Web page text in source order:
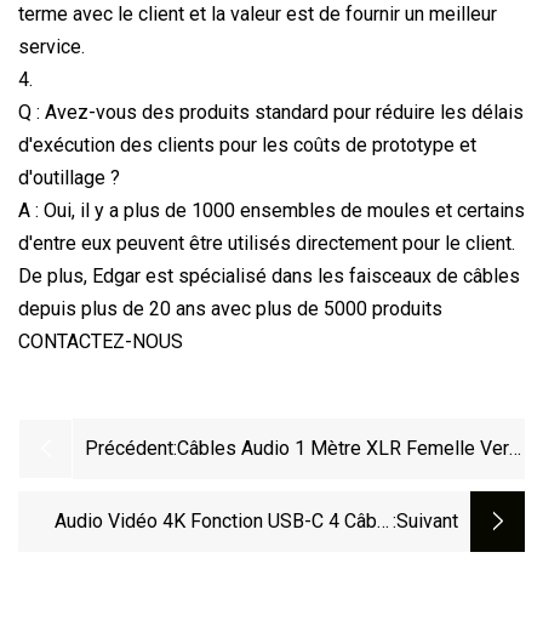
terme avec le client et la valeur est de fournir un meilleur
service.
4.
Q : Avez-vous des produits standard pour réduire les délais
d'exécution des clients pour les coûts de prototype et
d'outillage ?
A : Oui, il y a plus de 1000 ensembles de moules et certains
d'entre eux peuvent être utilisés directement pour le client.
De plus, Edgar est spécialisé dans les faisceaux de câbles
depuis plus de 20 ans avec plus de 5000 produits
CONTACTEZ-NOUS
Précédent:Câbles Audio 1 Mètre XLR Femelle Vers
Câble Micro Stéréo
Audio Vidéo 4K Fonction USB-C 4 Câble :suivant